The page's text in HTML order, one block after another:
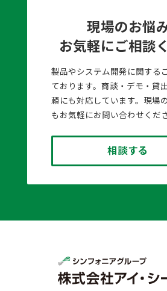
現場のお悩
お気軽にご相談
製品やシステム開発に関する
ております。商談・デモ・貸
頼にも対応しています。現場
もお気軽にお問い合わせくださ
相談する